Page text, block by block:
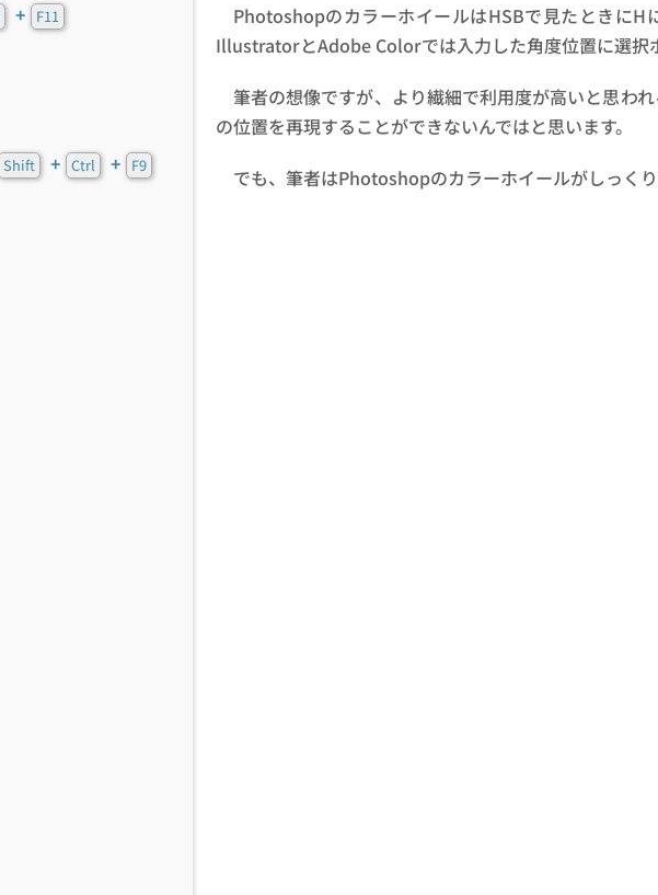
+ F11
Shift + Ctrl + F9
PhotoshopのカラーホイールはHSBで見たときにH
IllustratorとAdobe Colorでは入力した角度位置に選択
筆者の想像ですが、より繊細で利用度が高いと思わ
の位置を再現することができないんではと思います。
でも、筆者はPhotoshopのカラーホイールがしっくり